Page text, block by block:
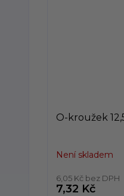
O-kroužek
Není skladem
6,05 Kč bez DPH
7,32 Kč